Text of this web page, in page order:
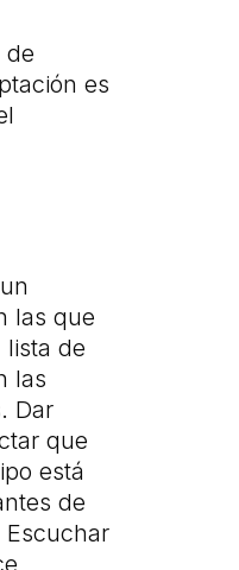
de
es
las que
lista de
las
Dar
que
está
de